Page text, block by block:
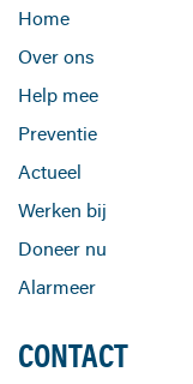
Home
Over ons
Help mee
Preventie
Actueel
Werken bij
Doneer nu
Alarmeer
CONTACT